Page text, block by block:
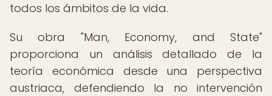
todos los ámbitos de la vida.
Su obra "Man, Economy, and State"
proporciona un análisis detallado de la
teoría económica desde una perspectiva
austriaca, defendiendo la no intervención